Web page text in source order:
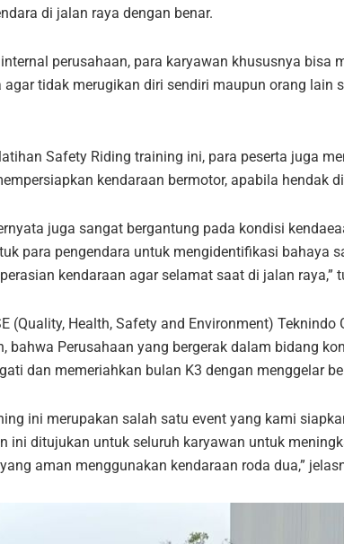
di jalan raya dengan benar.
perusahaan, para karyawan khususnya bisa
tidak merugikan diri sendiri maupun orang lain
Safety Riding training ini, para peserta juga
kendaraan bermotor, apabila hendak
juga sangat bergantung pada kondisi
para pengendara untuk mengidentifikasi bahaya
kendaraan agar selamat saat di jalan raya,”
(Quality, Health, Safety and Environment) Teknindo
bahwa Perusahaan yang bergerak dalam bidang
dan memeriahkan bulan K3 dengan menggelar
ini merupakan salah satu event yang kami
ini ditujukan untuk seluruh karyawan untuk
aman menggunakan kendaraan roda dua,”